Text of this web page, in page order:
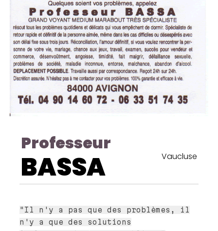
Professeur
BASSA Vaucluse
"Il n'y a pas que des problèmes, il
n'y a que des solutions